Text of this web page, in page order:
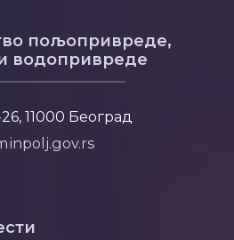
пољопривреде,
водопривреде
11000 Београд